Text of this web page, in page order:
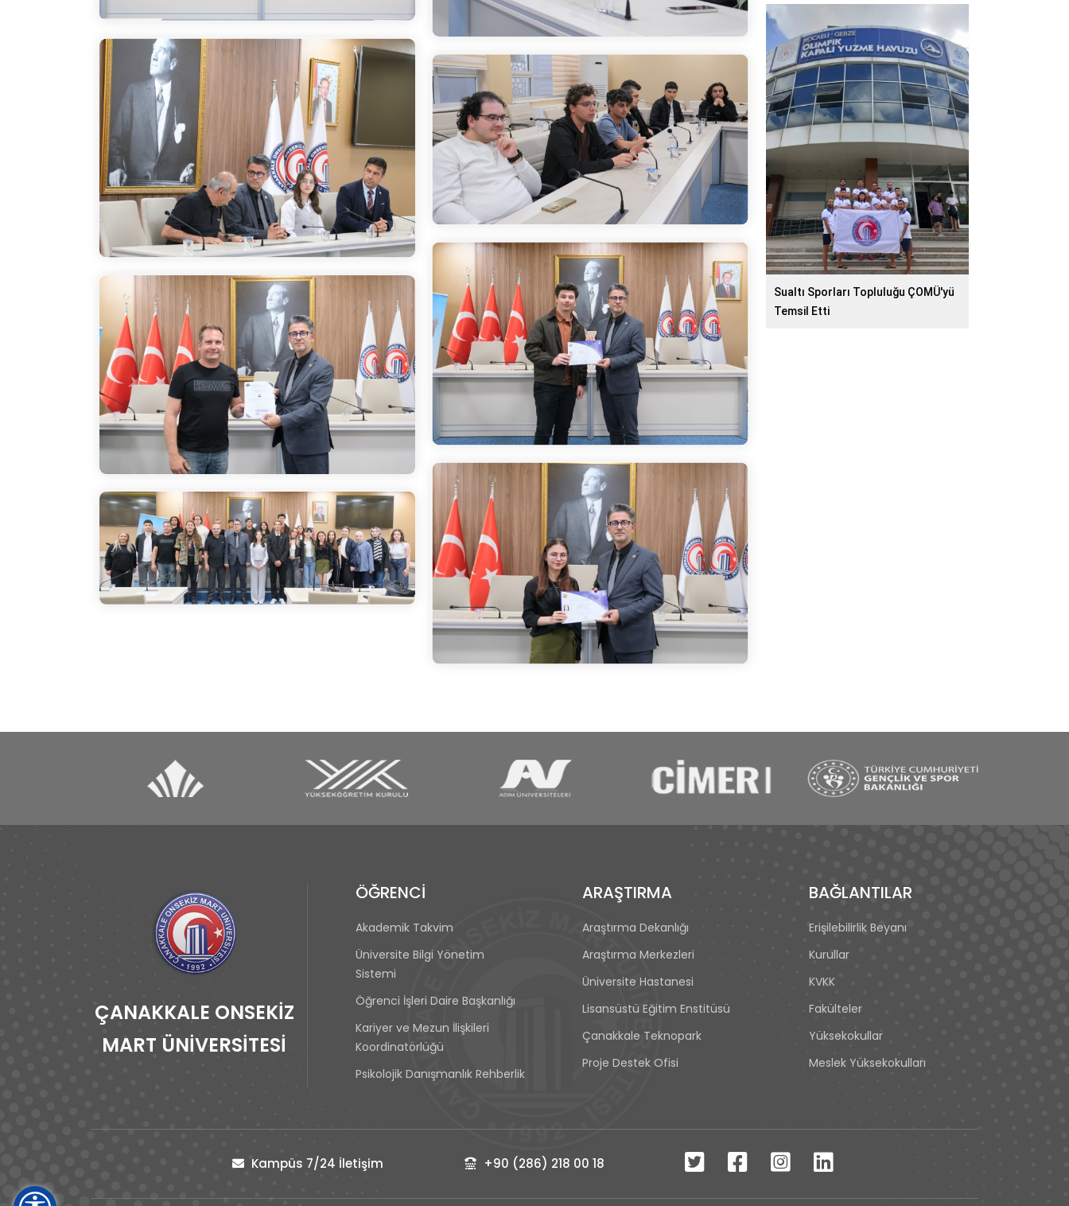
Sualtı Sporları Topluluğu ÇOMÜ'yü
Temsil Etti
ÇANAKKALE ONSEKİZ
MART ÜNİVERSİTESİ
ÖĞRENCİ
Akademik Takvim
Üniversite Bilgi Yönetim
Sistemi
Öğrenci İşleri Daire Başkanlığı
Kariyer ve Mezun İlişkileri
Koordinatörlüğü
Psikolojik Danışmanlık Rehberlik
ARAŞTIRMA
Araştırma Dekanlığı
Araştırma Merkezleri
Üniversite Hastanesi
Lisansüstü Eğitim Enstitüsü
Çanakkale Teknopark
Proje Destek Ofisi
BAĞLANTILAR
Erişilebilirlik Beyanı
Kurullar
KVKK
Fakülteler
Yüksekokullar
Meslek Yüksekokulları
Kampüs 7/24 İletişim +90 (286) 218 00 18